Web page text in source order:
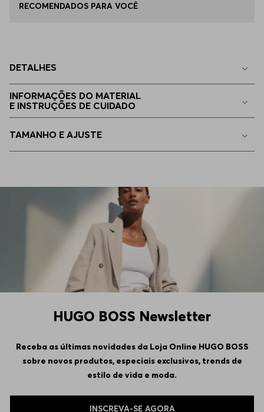
G - L
EEGG Apenas1no estoque
RECOMENDADOS PARA VOCÊ
DETALHES
INFORMAÇÕES DO MATERIAL
E INSTRUÇÕES DE CUIDADO
TAMANHO E AJUSTE
HUGO BOSS Newsletter
Receba as últimas novidades da Loja Online HUGO BOSS
sobre novos produtos, especiais exclusivos, trends de
estilo de vida e moda.
INSCREVA-SE AGORA